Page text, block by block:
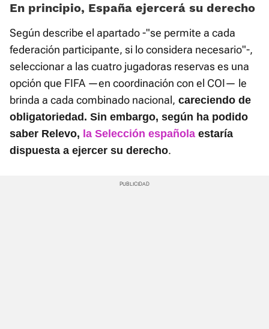
En principio, España ejercerá su derecho
Según describe el apartado -"se permite a cada
federación participante, si lo considera necesario"-,
seleccionar a las cuatro jugadoras reservas es una
opción que FIFA —en coordinación con el COI— le
brinda a cada combinado nacional, careciendo de
obligatoriedad. Sin embargo, según ha podido
saber Relevo, la Selección española estaría
dispuesta a ejercer su derecho.